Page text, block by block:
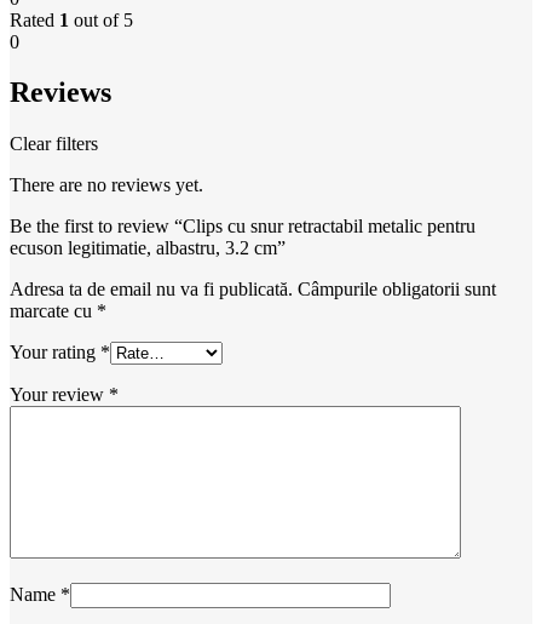
Rated 1 out of 5
0
Reviews
Clear filters
There are no reviews yet.
Be the first to review “Clips cu snur retractabil metalic pentru
ecuson legitimatie, albastru, 3.2 cm”
Adresa ta de email nu va fi publicată. Câmpurile obligatorii sunt
marcate cu *
Your rating *
Your review *
Name *